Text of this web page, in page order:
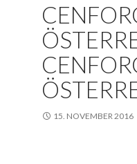
15. NOVEMBER 2016